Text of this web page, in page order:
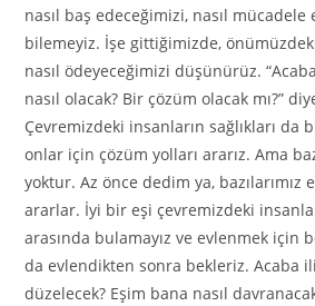
nasıl baş edeceğimizi, nasıl mücadele
bilemeyiz. İşe gittiğimizde,
nasıl ödeyeceğimizi düşünürüz.
nasıl olacak? Bir çözüm olacak mı?”
Çevremizdeki insanların sağlıkları da
onlar için çözüm yolları ararız. Ama
yoktur. Az önce dedim ya, bazılarımız
ararlar. İyi bir eşi çevremizdeki insanlar
arasında bulamayız ve evlenmek için
da evlendikten sonra bekleriz. Acaba
düzelecek? Eşim bana nasıl